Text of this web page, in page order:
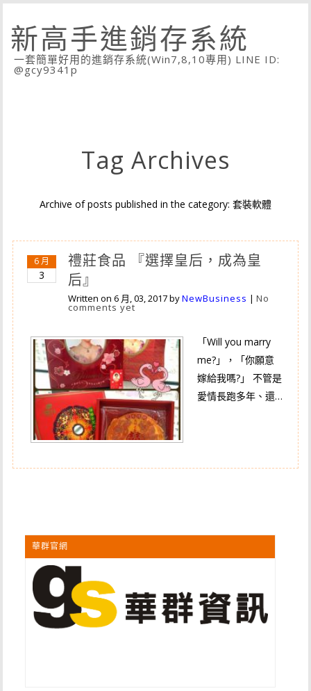
新高手進銷存系統
一套簡單好用的進銷存系統(Win7,8,10專用) LINE ID:
@gcy9341p
Tag Archives
Archive of posts published in the category: 套裝軟體
6 月
3
禮莊食品 『選擇皇后，成為皇
后』
Written on6 月, 03, 2017byNewBusiness |No
comments yet
「Will you marry
me?」，「你願意
嫁給我嗎?」 不管是
愛情長跑多年、還…
華群官網